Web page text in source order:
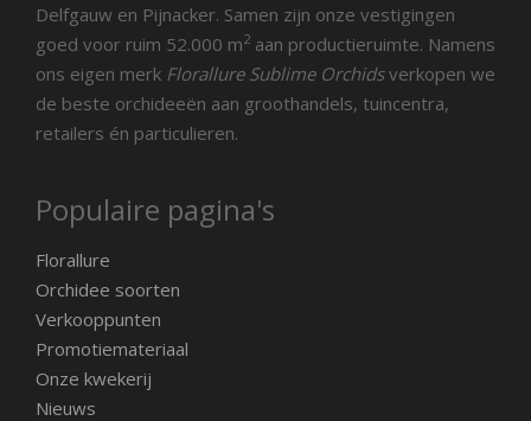
Delfgauw en Pijnacker. Samen zijn onze vestigingen
goed voor ruim 52.000 m2 aan productieruimte. Namens
ons eigen merk Florallure Sublime Orchidsverkopen we
de beste orchideeën aan groothandels, tuincentra,
retailers én particulieren.
Populaire pagina's
Florallure
Orchidee soorten
Verkooppunten
Promotiemateriaal
Onze kwekerij
Nieuws